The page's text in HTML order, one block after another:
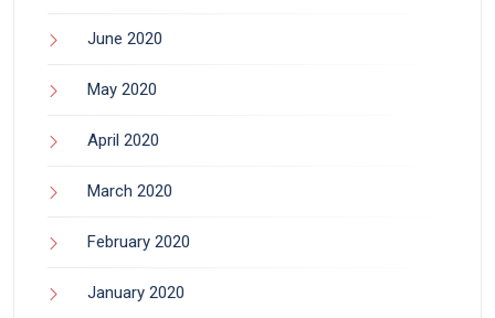
June 2020
May 2020
April 2020
March 2020
February 2020
January 2020